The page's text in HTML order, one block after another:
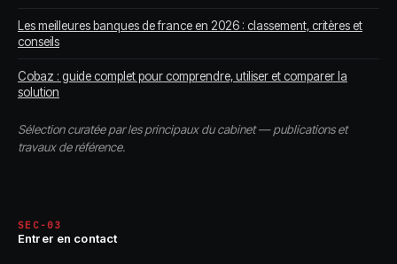
Les meilleures banques de france en 2026 : classement, critères et
conseils
Cobaz : guide complet pour comprendre, utiliser et comparer la
solution
Sélection curatée par les principaux du cabinet — publications et
travaux de référence.
SEC-03
Entrer en contact